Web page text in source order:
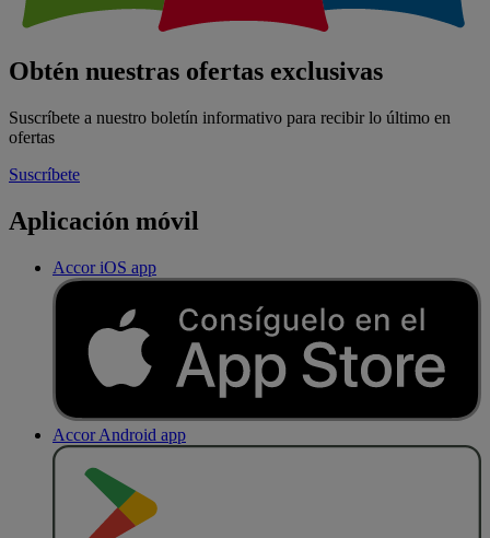
Obtén nuestras ofertas exclusivas
Suscríbete a nuestro boletín informativo para recibir lo último en
ofertas
Suscríbete
Aplicación móvil
Accor iOS app
Accor Android app